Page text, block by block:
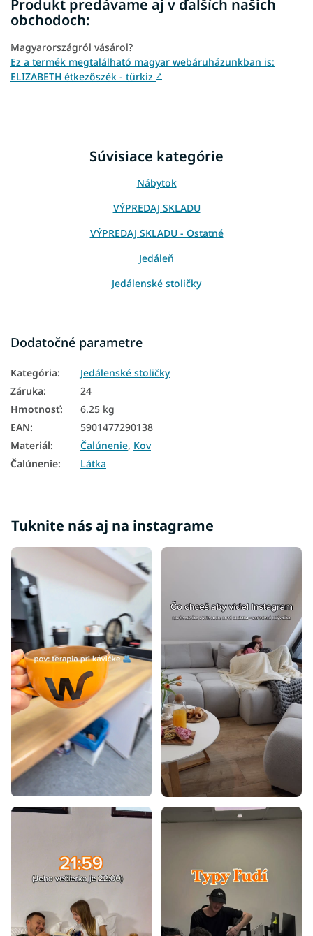
Produkt predávame aj v ďalších našich
obchodoch:
Magyarországról vásárol?
Ez a termék megtalálható magyar webáruházunkban is:
ELIZABETH étkezőszék - türkiz ↗
Súvisiace kategórie
Nábytok
VÝPREDAJ SKLADU
VÝPREDAJ SKLADU - Ostatné
Jedáleň
Jedálenské stoličky
Dodatočné parametre
Kategória:
Jedálenské stoličky
Záruka:
24
Hmotnosť:
6.25 kg
EAN:
5901477290138
Materiál: Čalúnenie, Kov
Čalúnenie: Látka
Tuknite nás aj na instagrame